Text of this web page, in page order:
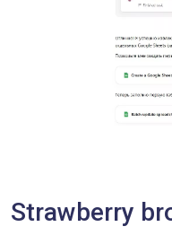
Strawberry